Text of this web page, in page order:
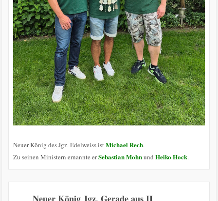
Neuer König des Jgz. Edelweiss istMichael Rech.
Zu seinen Ministern ernannte erSebastian Mohnund Heiko Hock.
Neuer König Jgz. Gerade aus II